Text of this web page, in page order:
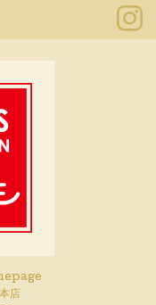
店